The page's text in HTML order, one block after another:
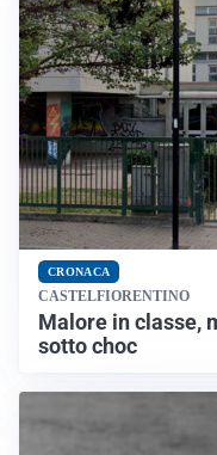
CRONACA
CASTELFIORENTINO
Malore in classe,
sotto choc